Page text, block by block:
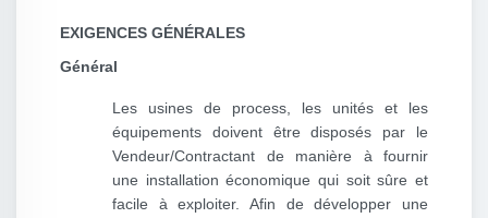
EXIGENCES GÉNÉRALES
Général
Les usines de process, les unités et les
équipements doivent être disposés par le
Vendeur/Contractant de manière à fournir
une installation économique qui soit sûre et
facile à exploiter. Afin de développer une